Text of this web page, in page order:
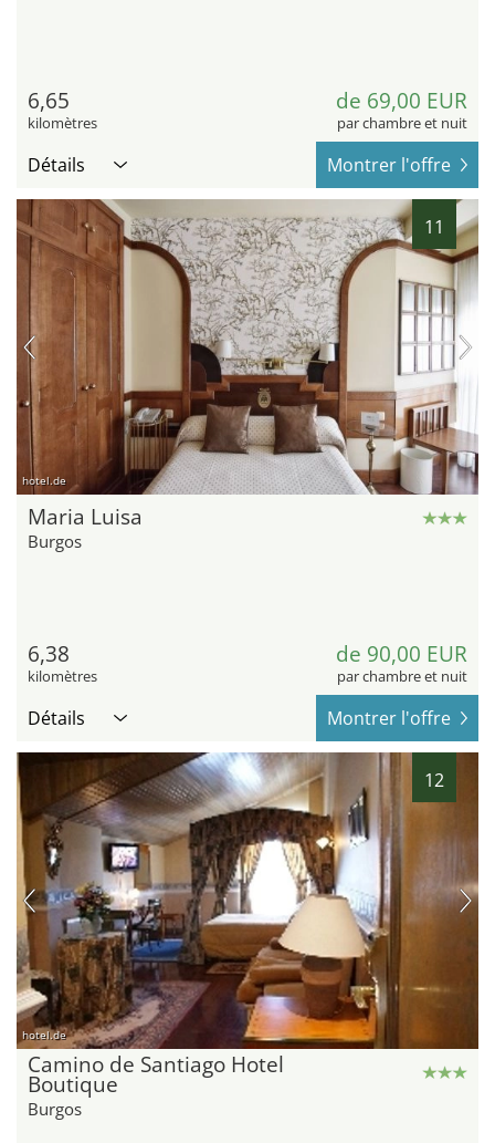
6,65
kilomètres
de 69,00 EUR
par chambre et nuit
Détails Montrer l'offre
11
hotel.de
Maria Luisa
Burgos
6,38
kilomètres
de 90,00 EUR
par chambre et nuit
Détails Montrer l'offre
12
hotel.de
Camino de Santiago Hotel
Boutique
Burgos